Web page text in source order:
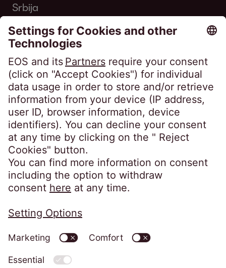
Srbija
kontakt@eos-serbia.com
SpeakUP Kanal za uzbunjivanje
Najčešća pitanja